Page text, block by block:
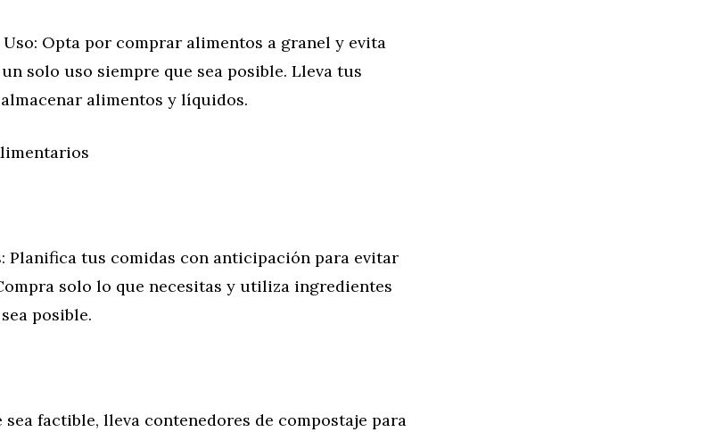
Uso: Opta por comprar alimentos a granel y evita
solo uso siempre que sea posible. Lleva tus
alimentos y líquidos.
Planifica tus comidas con anticipación para evitar
solo lo que necesitas y utiliza ingredientes
posible.
sea factible, lleva contenedores de compostaje para